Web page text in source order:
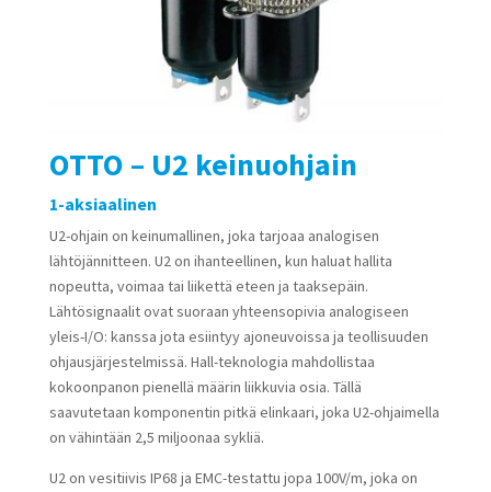
OTTO – U2 keinuohjain
1-aksiaalinen
U2-ohjain on keinumallinen, joka tarjoaa analogisen
lähtöjännitteen. U2 on ihanteellinen, kun haluat hallita
nopeutta, voimaa tai liikettä eteen ja taaksepäin.
Lähtösignaalit ovat suoraan yhteensopivia analogiseen
yleis-I/O: kanssa jota esiintyy ajoneuvoissa ja teollisuuden
ohjausjärjestelmissä. Hall-teknologia mahdollistaa
kokoonpanon pienellä määrin liikkuvia osia. Tällä
saavutetaan komponentin pitkä elinkaari, joka U2-ohjaimella
on vähintään 2,5 miljoonaa sykliä.
U2 on vesitiivis IP68 ja EMC-testattu jopa 100V/m, joka on